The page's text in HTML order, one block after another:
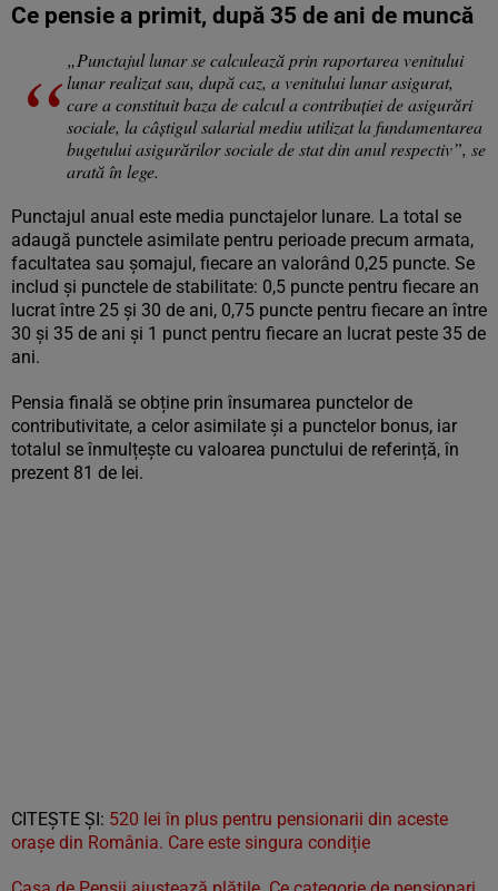
Ce pensie a primit, după 35 de ani de muncă
„Punctajul lunar se calculează prin raportarea venitului
lunar realizat sau, după caz, a venitului lunar asigurat,
care a constituit baza de calcul a contribuției de asigurări
sociale, la câștigul salarial mediu utilizat la fundamentarea
bugetului asigurărilor sociale de stat din anul respectiv”, se
arată în lege.
Punctajul anual este media punctajelor lunare. La total se
adaugă punctele asimilate pentru perioade precum armata,
facultatea sau șomajul, fiecare an valorând 0,25 puncte. Se
includ și punctele de stabilitate: 0,5 puncte pentru fiecare an
lucrat între 25 și 30 de ani, 0,75 puncte pentru fiecare an între
30 și 35 de ani și 1 punct pentru fiecare an lucrat peste 35 de
ani.
Pensia finală se obține prin însumarea punctelor de
contributivitate, a celor asimilate și a punctelor bonus, iar
totalul se înmulțește cu valoarea punctului de referință, în
prezent 81 de lei.
CITEŞTE ŞI: 520 lei în plus pentru pensionarii din aceste
orașe din România. Care este singura condiție